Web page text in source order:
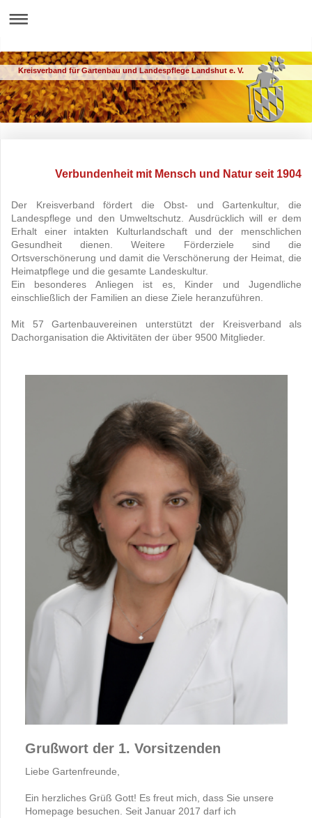
Kreisverband für Gartenbau und Landespflege Landshut e. V.
Verbundenheit mit Mensch und Natur seit 1904
Der Kreisverband fördert die Obst- und Gartenkultur, die
Landespflege und den Umweltschutz. Ausdrücklich will er dem
Erhalt einer intakten Kulturlandschaft und der menschlichen
Gesundheit dienen. Weitere Förderziele sind die
Ortsverschönerung und damit die Verschönerung der Heimat, die
Heimatpflege und die gesamte Landeskultur.
Ein besonderes Anliegen ist es, Kinder und Jugendliche
einschließlich der Familien an diese Ziele heranzuführen.
Mit 57 Gartenbauvereinen unterstützt der Kreisverband als
Dachorganisation die Aktivitäten der über 9500 Mitglieder.
Grußwort der 1. Vorsitzenden
Liebe Gartenfreunde,
Ein herzliches Grüß Gott! Es freut mich, dass Sie unsere
Homepage besuchen. Seit Januar 2017 darf ich